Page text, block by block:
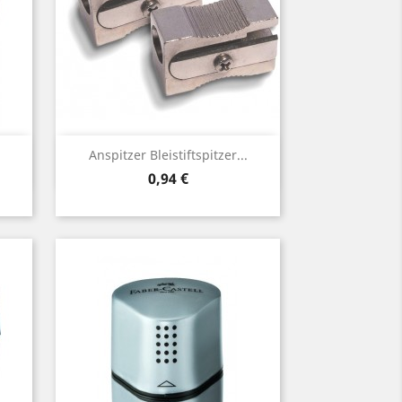
Anspitzer Bleistiftspitzer...
Preis
0,94 €
Vorschau